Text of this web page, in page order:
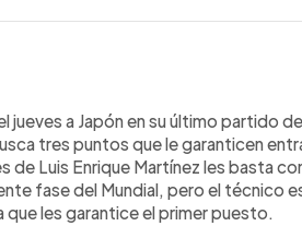
artículo
jueves a Japón en su último partido
tres puntos que le garanticen
de Luis Enrique Martínez les basta
fase del Mundial, pero el técnico
que les garantice el primer puesto.